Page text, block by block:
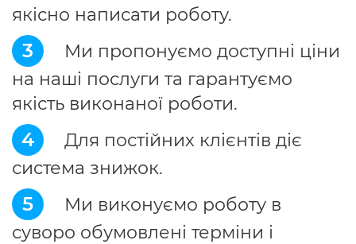
якісно написати роботу.
3
Ми пропонуємо доступні ціни
на наші послуги та гарантуємо
якість виконаної роботи.
4
Для постійних клієнтів діє
система знижок.
5
Ми виконуємо роботу в
суворо обумовлені терміни і